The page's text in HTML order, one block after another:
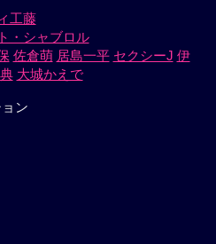
工藤
・シャブロル
佐倉萌 居島一平 セクシーJ 伊
大城かえで
ン